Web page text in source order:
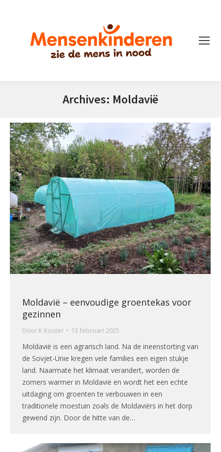
Archives: Moldavië
Moldavië – eenvoudige groentekas voor
gezinnen
Door K Koster 13 februari 2025
Moldavië is een agrarisch land. Na de ineenstorting van
de Sovjet-Unie kregen vele families een eigen stukje
land. Naarmate het klimaat verandert, worden de
zomers warmer in Moldavië en wordt het een echte
uitdaging om groenten te verbouwen in een
traditionele moestuin zoals de Moldaviërs in het dorp
gewend zijn. Door de hitte van de…